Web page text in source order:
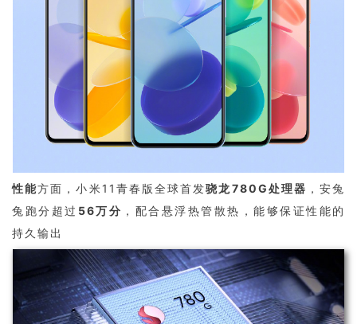
性能方面，小米11青春版全球首发骁龙780G处理器 ， 安兔
兔跑分超过 56万分 ，配合悬浮热管散热，能够保证性能的
持久输出